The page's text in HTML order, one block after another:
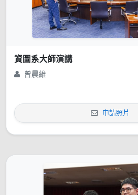
資圖系大師演講
曾晨維
申請照片